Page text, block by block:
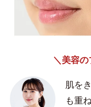
＼美容
肌を
も重